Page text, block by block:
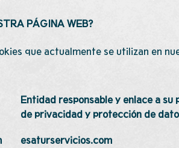
PÁGINA WEB?
que actualmente se utilizan en
Entidad responsable y enlace a su
de privacidad y protección de
esaturservicios.com